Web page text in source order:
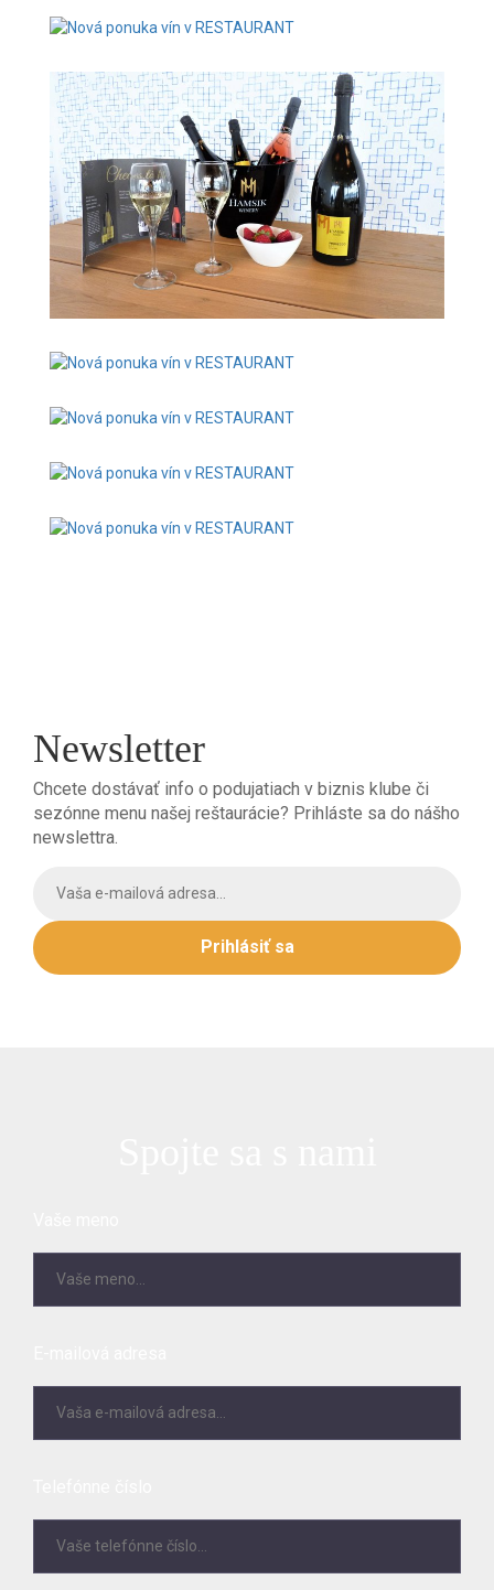
Newsletter
Chcete dostávať info o podujatiach v biznis klube či
sezónne menu našej reštaurácie? Prihláste sa do nášho
newslettra.
Prihlásiť sa